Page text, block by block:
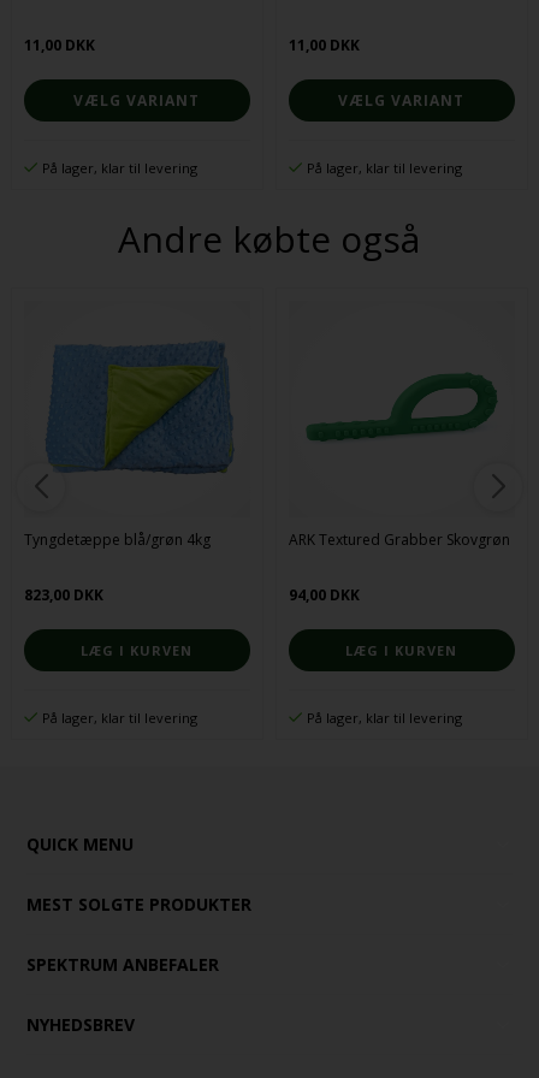
11,00 DKK
VÆLG VARIANT
På lager, klar til levering
11,00 DKK
VÆLG VARIANT
På lager, klar til levering
Andre købte også
Tyngdetæppe blå/grøn 4kg
823,00 DKK
På lager, klar til levering
ARK Textured Grabber Skovgrøn
94,00 DKK
På lager, klar til levering
QUICK MENU
MEST SOLGTE PRODUKTER
SPEKTRUM ANBEFALER
NYHEDSBREV